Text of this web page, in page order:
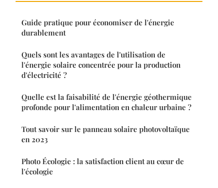
Guide pratique pour économiser de l'énergie
durablement
Quels sont les avantages de l'utilisation de
l'énergie solaire concentrée pour la production
d'électricité ?
Quelle est la faisabilité de l'énergie géothermique
profonde pour l'alimentation en chaleur urbaine ?
Tout savoir sur le panneau solaire photovoltaïque
en 2023
Photo Écologie : la satisfaction client au cœur de
l'écologie